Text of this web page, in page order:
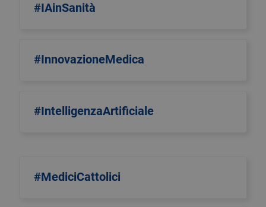
#IAinSanità
#InnovazioneMedica
#IntelligenzaArtificiale
#MediciCattolici